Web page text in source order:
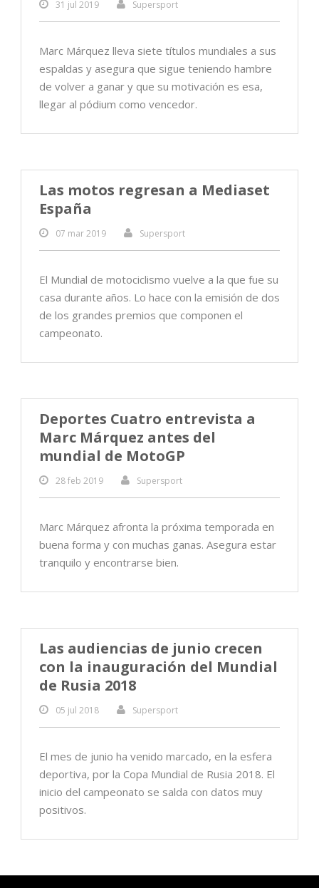
31 jul 2019 Supersport
Marc Márquez lleva siete títulos mundiales a sus
espaldas y asegura que sigue teniendo hambre
de volver a ganar y que su motivación es esa,
llegar al pódium como vencedor.
Las motos regresan a Mediaset
España
07 mar 2019 Supersport
El Mundial de motociclismo vuelve a la que fue su
casa durante años. Lo hace con la emisión de dos
de los grandes premios que componen el
campeonato.
Deportes Cuatro entrevista a
Marc Márquez antes del
mundial de MotoGP
28 feb 2019 Supersport
Marc Márquez afronta la próxima temporada en
buena forma y con muchas ganas. Asegura estar
tranquilo y encontrarse bien.
Las audiencias de junio crecen
con la inauguración del Mundial
de Rusia 2018
05 jul 2018 Supersport
El mes de junio ha venido marcado, en la esfera
deportiva, por la Copa Mundial de Rusia 2018. El
inicio del campeonato se salda con datos muy
positivos.